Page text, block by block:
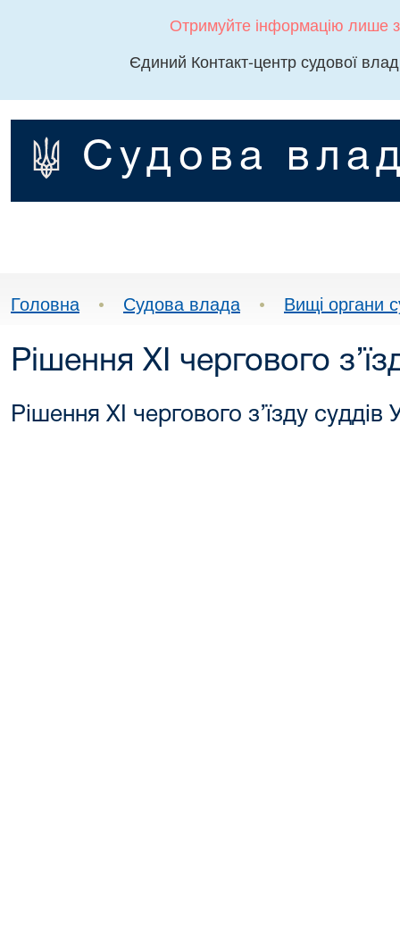
Отримуйте інформацію лише
Єдиний Контакт-центр судової
Судова
Головна • Судова влада • Вищі органи
Рішення XІ чергового
Рішення XІ чергового з’їзду суддів